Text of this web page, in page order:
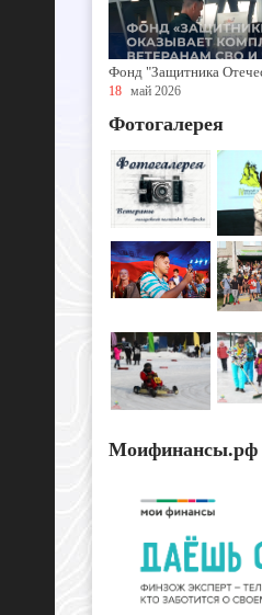
Фонд "Защитника
18 май 2026
Фотогалерея
Моифинансы.рф